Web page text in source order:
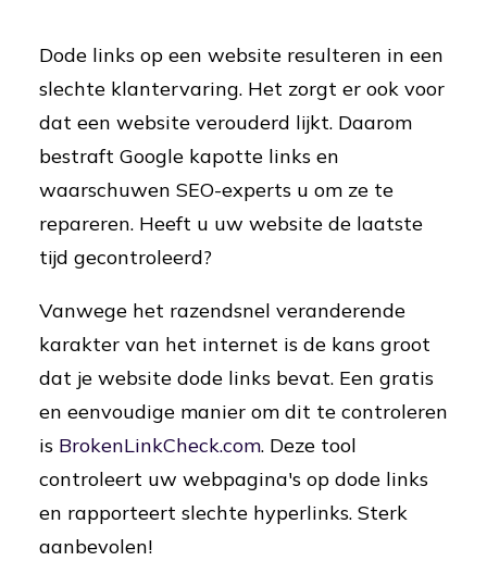
Dode links op een website resulteren in een
slechte klantervaring. Het zorgt er ook voor
dat een website verouderd lijkt. Daarom
bestraft Google kapotte links en
waarschuwen SEO-experts u om ze te
repareren. Heeft u uw website de laatste
tijd gecontroleerd?
Vanwege het razendsnel veranderende
karakter van het internet is de kans groot
dat je website dode links bevat. Een gratis
en eenvoudige manier om dit te controleren
is BrokenLinkCheck.com. Deze tool
controleert uw webpagina's op dode links
en rapporteert slechte hyperlinks. Sterk
aanbevolen!